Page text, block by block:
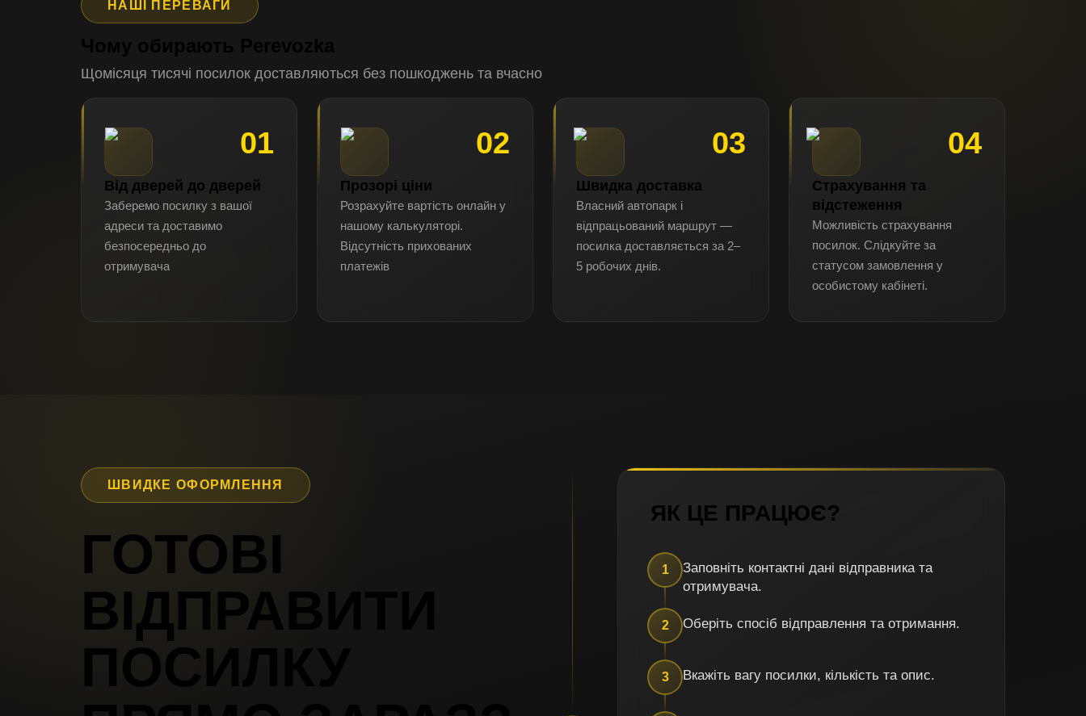
НАШІ ПЕРЕВАГИ
Щомісяця тисячі посилок доставляються без пошкоджень та вчасно
01
Від дверей до дверей
Заберемо посилку з вашої
адреси та доставимо
безпосередньо до
отримувача
02
Прозорі ціни
Розрахуйте вартість онлайн у
нашому калькуляторі.
Відсутність прихованих
платежів
03
Швидка доставка
Власний автопарк і
відпрацьований маршрут —
посилка доставляється за 2–
5 робочих днів.
04
Страхування та
відстеження
Можливість страхування
посилок. Слідкуйте за
статусом замовлення у
особистому кабінеті.
ШВИДКЕ ОФОРМЛЕННЯ
ГОТОВІ
ВІДПРАВИТИ
ПОСИЛКУ
ЯК ЦЕ ПРАЦЮЄ?
1
Заповніть контактні дані відправника та
отримувача.
2 Оберіть спосіб відправлення та отримання.
3 Вкажіть вагу посилки, кількість та опис.